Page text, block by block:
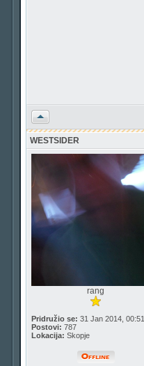
Vrh
WESTSIDER
rang
Pridružio se: 31 Jan 2014, 00:51
Postovi: 787
Lokacija: Skopje